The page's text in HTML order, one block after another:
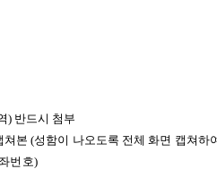
) 반드시 첨부
쳐본(성함이 나오도록 전체 화면 캡쳐하
번호)